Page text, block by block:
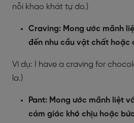
nỗi khao khát tự do.)
Craving: Mong ước mãnh
đến nhu cầu vật chất hoặc
Ví dụ: I have a craving for
la.)
Pant: Mong ước mãnh liệt
cảm giác khó chịu hoặc